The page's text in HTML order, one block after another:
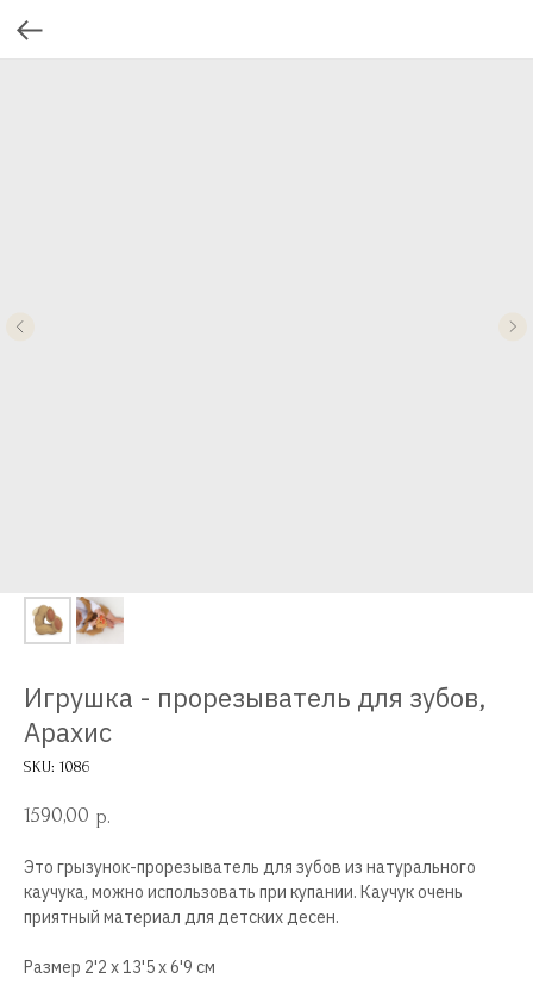
Игрушка - прорезыватель для зубов,
Арахис
SKU: 1086
1590,00 р.
Это грызунок-прорезыватель для зубов из натурального
каучука, можно использовать при купании. Каучук очень
приятный материал для детских десен.
Размер 2'2 x 13'5 x 6'9 см